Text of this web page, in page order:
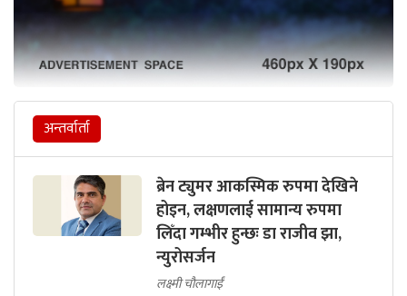
अन्तर्वार्ता
ब्रेन ट्युमर आकस्मिक रुपमा देखिने
होइन, लक्षणलाई सामान्य रुपमा
लिँदा गम्भीर हुन्छः डा राजीव झा,
न्युरोसर्जन
लक्ष्मी चौलागाईं